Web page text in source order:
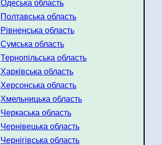
Одеська область
Полтавська область
Рівненська область
Сумська область
Тернопільська область
Харківська область
Херсонська область
Хмельницька область
Черкаська область
Чернівецька область
Чернігівська область